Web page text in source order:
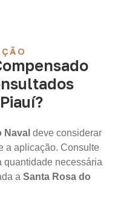
Naval deve considerar
a aplicação. Consulte
quantidade necessária
a Santa Rosa do